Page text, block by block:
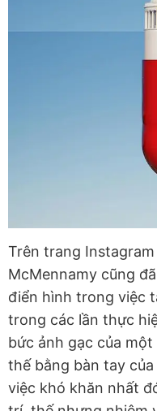
Trên trang
McMennamy cũng
điển hình trong việc
trong các lần thực
bức ảnh gạc của
thế bằng bàn tay
việc khó khăn nhất